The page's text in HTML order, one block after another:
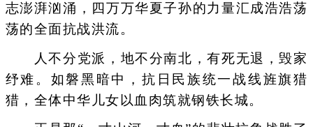
志澎湃汹涌，四万万华夏子孙的力量汇成浩浩荡
荡的全面抗战洪流。
人不分党派，地不分南北，有死无退，毁家
纾难。如磐黑暗中，抗日民族统一战线旌旗猎
猎，全体中华儿女以血肉筑就钢铁长城。